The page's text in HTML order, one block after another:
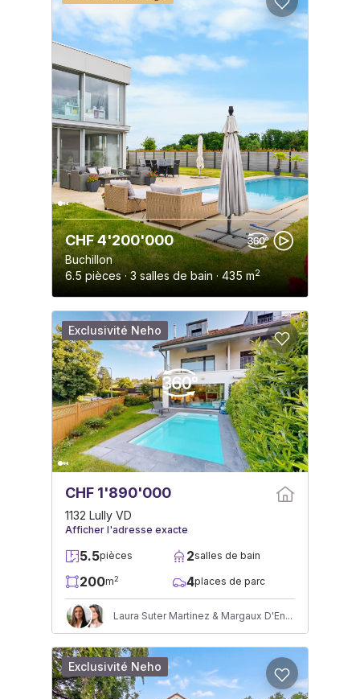
CHF 4'200'000
Buchillon
6.5 pièces · 3 salles de bain · 435 m2
CHF 1'890'000
1132 Lully VD
Afficher l'adresse exacte
5.5pièces 2salles de bain
200m2 4places de parc
Laura Suter Martinez & Margaux D'Ennetières
Exclusivité Neho
Exclusivité Neho